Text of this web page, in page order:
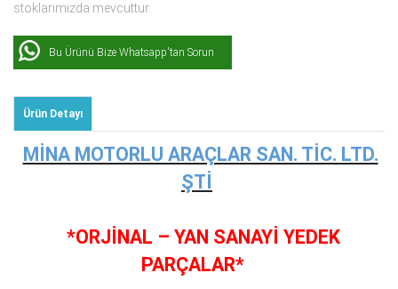
stoklarımızda mevcuttur.
Bu Ürünü Bize Whatsapp'tan Sorun
Ürün Detayı
MİNA MOTORLU ARAÇLAR SAN. TİC. LTD.
ŞTİ
*ORJİNAL – YAN SANAYİ YEDEK
PARÇALAR*